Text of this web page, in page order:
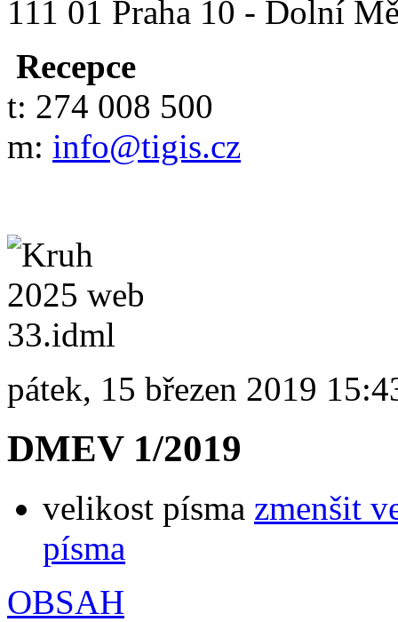
111 01 Praha 10 - Dolní
Recepce
t: 274 008 500
m: info@tigis.cz
pátek, 15 březen 2019
DMEV 1/2019
velikost písma zmenšit
písma
OBSAH